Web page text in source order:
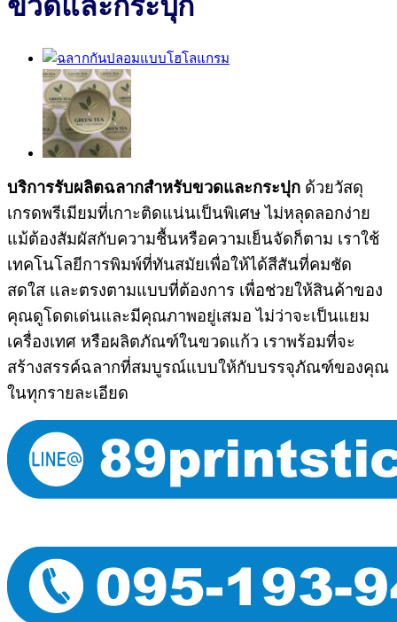
ขวดและกระปุก
บริการรับผลิตฉลากสำหรับขวดและกระปุก ด้วยวัสดุ
เกรดพรีเมียมที่เกาะติดแน่นเป็นพิเศษ ไม่หลุดลอกง่าย
แม้ต้องสัมผัสกับความชื้นหรือความเย็นจัดก็ตาม เราใช้
เทคโนโลยีการพิมพ์ที่ทันสมัยเพื่อให้ได้สีสันที่คมชัด
สดใส และตรงตามแบบที่ต้องการ เพื่อช่วยให้สินค้าของ
คุณดูโดดเด่นและมีคุณภาพอยู่เสมอ ไม่ว่าจะเป็นแยม
เครื่องเทศ หรือผลิตภัณฑ์ในขวดแก้ว เราพร้อมที่จะ
สร้างสรรค์ฉลากที่สมบูรณ์แบบให้กับบรรจุภัณฑ์ของคุณ
ในทุกรายละเอียด